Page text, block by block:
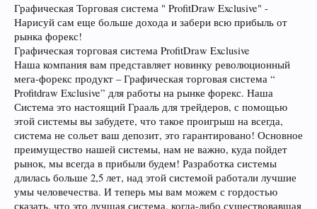
Графическая Торговая система " ProfitDraw Exclusive" -
Нарисуй сам еще больше дохода и забери всю прибыль от
рынка форекс!
Графическая торговая система ProfitDraw Exclusive
Наша компания вам представляет новинку революционный
мега-форекс продукт – Графическая торговая система “
Profitdraw Exclusive” для работы на рынке форекс. Наша
Система это настоящий Грааль для трейдеров, с помощью
этой системы вы забудете, что такое проигрыш на всегда,
система не сольет ваш депозит, это гарантировано! Основное
преимущество нашей системы, нам не важно, куда пойдет
рынок, мы всегда в прибыли будем! Разработка системы
длилась больше 2,5 лет, над этой системой работали лучшие
умы человечества. И теперь мы вам можем с гордостью
сказать, что это лучшая система, когда-либо существовавшая